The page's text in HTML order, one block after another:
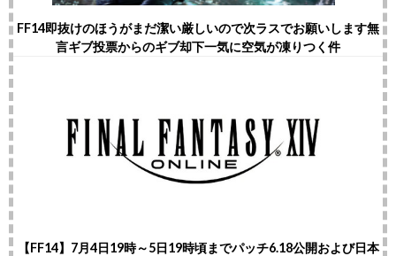
FF14即抜けのほうがまだ潔い厳しいので次ラスでお願いします無
言ギブ投票からのギブ却下一気に空気が凍りつく件
【FF14】7月4日19時～5日19時頃までパッチ6.18公開および日本